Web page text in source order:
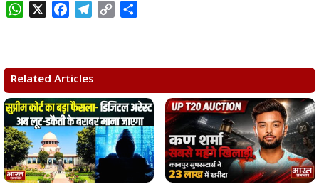
W
s
A
p
p
b
o
o
k
g
r
a
m
i
n
k
Related Articles